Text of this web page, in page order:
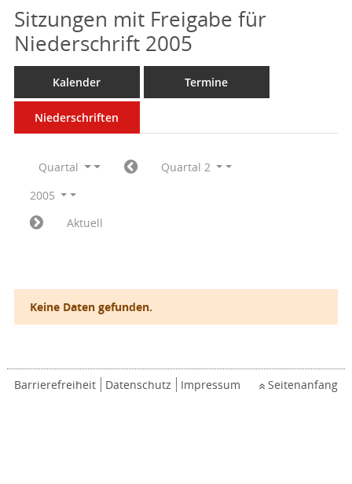
Sitzungen mit Freigabe für
Niederschrift 2005
Kalender Termine
Niederschriften
Quartal
Quartal 2
2005
Aktuell
Keine Daten gefunden.
Barrierefreiheit Datenschutz Impressum Seitenanfang